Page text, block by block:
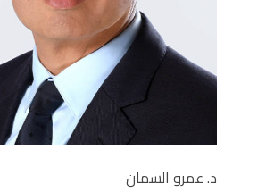
د. عمرو السمان